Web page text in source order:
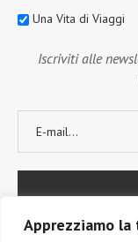
Apprezziamo la
Una Vita di Viaggi
Iscriviti alle